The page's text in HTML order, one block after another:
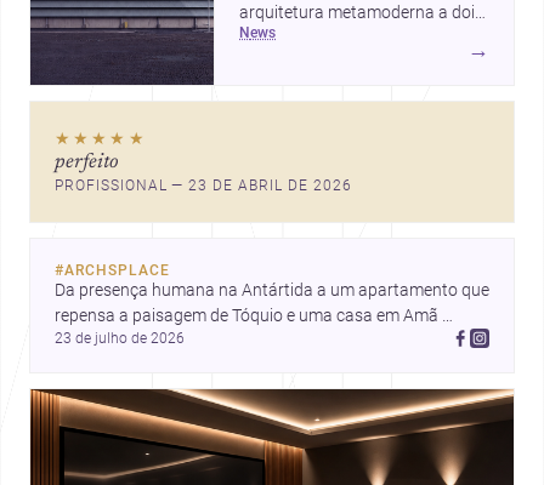
arquitetura metamoderna a dois
projetos que colocam escala
humana, bem-estar e experiência
pensar forma, uso e emoção
news
→
★★★★★
perfeito
PROFISSIONAL — 23 DE ABRIL DE 2026
#ARCHSPLACE
Da presença humana na Antártida a um apartamento que
repensa a paisagem de Tóquio e uma casa em Amã
integrada ao terreno. Descubra mais inspirações, projetos
23 de julho de 2026